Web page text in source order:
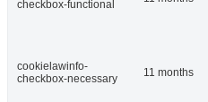
checkbox-functional
cookielawinfo-
checkbox-necessary
11 months